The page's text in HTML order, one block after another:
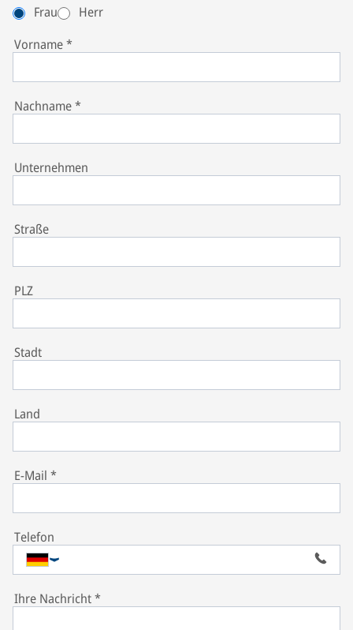
Frau
Herr
Vorname*
Nachname*
Unternehmen
Straße
PLZ
Stadt
Land
E-Mail *
Telefon
Ihre Nachricht*